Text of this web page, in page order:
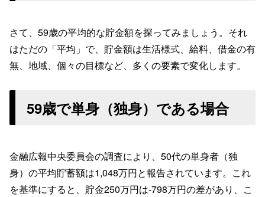
さて、59歳の平均的な貯金額を探ってみましょう。それ
はただの「平均」で、貯金額は生活様式、給料、借金の有
無、地域、個々の目標など、多くの要素で変化します。
59歳で単身（独身）である場合
金融広報中央委員会の調査により、50代の単身者（独
身）の平均貯蓄額は1,048万円と報告されています。これ
を基準にすると、貯金250万円は-798万円の差があり、こ